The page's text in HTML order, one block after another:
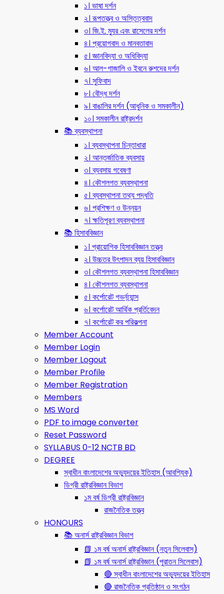
১। ভাষা দর্শন
২। রূপতত্ত্ব ও অস্তিত্ববাদ
৩। জি.ই. ম্যুর এবং রাসেলের দর্শন
৪। প্রয়োগবাদ ও মানবতাবাদ
৫। জ্ঞানবিদ্যা ও অধিবিদ্যা
৬। আল-গাজালি ও ইবনে রুশদের দর্শন
৭। সুফিবাদ
৮। বৌদ্ধ দর্শন
৯। বাঙালির দর্শন (আধুনিক ও সমকালীন)
১০। সমকালীন রাষ্ট্রদর্শন
📚 ব্যবস্থাপনা
১। ব্যবস্থাপনা চিন্তাধারা
২। আন্তর্জাতিক ব্যবসায়
৩। ব্যবসায় গবেষণা
৪। কৌশলগত ব্যবস্থাপনা
৫। ব্যবস্থাপনা তথ্য পদ্ধতি
৬। প্রশিক্ষণ ও উন্নয়ন
৭। ক্ষতিপূরণ ব্যবস্থাপনা
📚 হিসাববিজ্ঞান
১। প্রায়োগিক হিসাববিজ্ঞান তত্ত্ব
২। উচ্চতর উৎপাদন ব্যয় হিসাববিজ্ঞান
৩। কৌশলগত ব্যবস্থাপনা হিসাববিজ্ঞান
৪। কৌশলগত ব্যবস্থাপনা
৫। কর্পোরেট গভর্ন্য্যান্স
৬। কর্পোরেট আর্থিক প্রর্তিবেদন
৭। কর্পোরেট কর পরিকল্পনা
Member Account
Member Login
Member Logout
Member Profile
Member Registration
Members
MS Word
PDF to image converter
Reset Password
SYLLABUS 0-12 NCTB BD
DEGREE
স্বাধীন বাংলাদেশের অভ্যুদয়ের ইতিহাস (আবশ্যিক)
ডিগ্রী রাষ্ট্রবিজ্ঞান বিভাগ
১ম বর্ষ ডিগ্রী রাষ্ট্রবিজ্ঞান
রাজনৈতিক তত্ত্ব
HONOURS
📚 অনার্স রাষ্ট্রবিজ্ঞান বিভাগ
📗 ১ম বর্ষ অনার্স রাষ্ট্রবিজ্ঞান (নতুন সিলেবাস)
📗 ১ম বর্ষ অনার্স রাষ্ট্রবিজ্ঞান (পুরাতন সিলেবাস)
🔴 স্বাধীন বাংলাদেশের অভ্যুদয়ের ইতিহাস
🔴 রাজনৈতিক প্রতিষ্ঠান ও সংগঠন